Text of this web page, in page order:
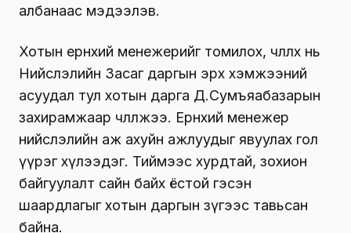
албанаас мэдээлэв.
Хотын ерөнхий менежерийг томилох, чөлөөлөх нь
Нийслэлийн Засаг даргын эрх хэмжээний
асуудал тул хотын дарга Д.Сумъяабазарын
захирамжаар чөлөөлжээ. Ерөнхий менежер
нийслэлийн аж ахуйн ажлуудыг явуулах гол
үүрэг хүлээдэг. Тиймээс хурдтай, зохион
байгуулалт сайн байх ёстой гэсэн
шаардлагыг хотын даргын зүгээс тавьсан
байна.